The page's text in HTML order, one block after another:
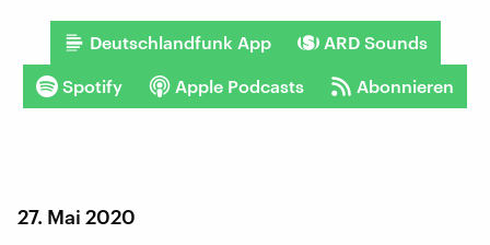
Deutschlandfunk App ARD Sounds
Spotify Apple Podcasts Abonnieren
27. Mai 2020